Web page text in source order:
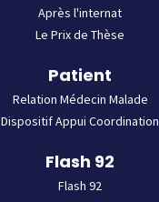
Après l'internat
Le Prix de Thèse
Patient
Relation Médecin Malade
Dispositif Appui Coordination
Flash 92
Flash 92